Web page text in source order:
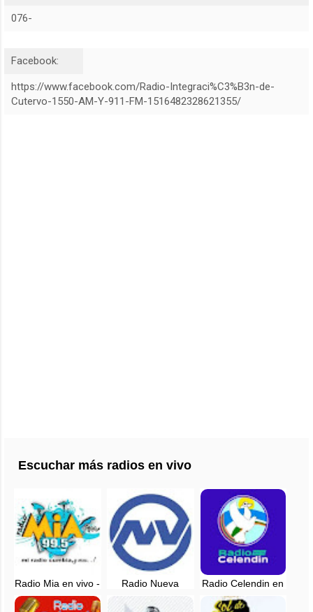
076-
Facebook:
https://www.facebook.com/Radio-Integraci%C3%B3n-de-
Cutervo-1550-AM-Y-911-FM-1516482328621355/
Escuchar más radios en vivo
Radio Mia en vivo -
99.5 FM - San
Miguel, Cajamarca
Radio Nueva
vivo - 104.7 FM
Radio Celendin en
vivo - 95.5 FM -
Cajamarca, Peru